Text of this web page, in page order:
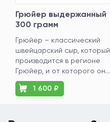
Грюйер выдержанный
300 грамм
Грюйер – классический
швейцарский сыр, который
производится в регионе
Грюйер, и от которого он...
1 600 ₽